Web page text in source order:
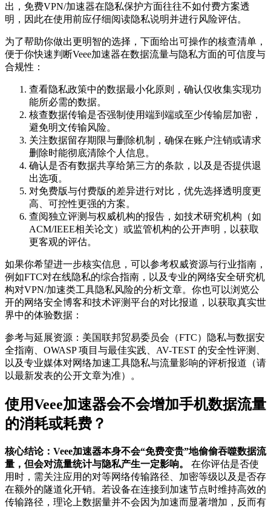
出，免费VPN/加速器在隐私保护方面往往不如付费方案透
明，因此在使用前应仔细阅读隐私说明并进行风险评估。
为了帮助你做出更明智的选择，下面给出可操作的核查清单，
便于你快速判断Veee加速器在数据流量与隐私方面的可信度与
合规性：
查看隐私政策中的数据最小化原则，确认仅收集实现功
能所必需的数据。
核查数据传输是否强制使用端到端或至少传输层加密，
避免明文传输风险。
关注数据留存期限与删除机制，确保在账户注销或请求
删除时能彻底清除个人信息。
确认是否有数据共享给第三方的条款，以及是否提供退
出选项。
对免费版与付费版的差异进行对比，优先选择透明度更
高、可控性更强的方案。
查阅独立评测与权威机构的报告，如技术研究机构（如
ACM/IEEE相关论文）或监管机构的公开声明，以获取
更客观的评估。
如果你希望进一步核实信息，可以参考权威资源与行业指南，
例如FTC对在线隐私的综合指南，以及专业的网络安全研究机
构对VPN/加速类工具隐私风险的分析文章。你也可以浏览公
开的网络安全博客和技术评测平台的对比报道，以获取真实世
界中的体验数据：
参考与延展资源：美国联邦贸易委员会（FTC）隐私与数据安
全指南、OWASP 项目与最佳实践、AV-TEST 的安全性评测、
以及专业媒体对网络加速工具隐私与流量影响的评析报道（请
以最新发表的公开文章为准）。
使用Veee加速器会不会增加手机数据流量
的消耗或耗费？
核心结论：Veee加速器本身不会“免费变贵”地偷偷吞噬数据流
量，但会对流量统计与隐私产生一定影响。
在你评估是否使
用时，需关注应用的对等网络传输路径、加密等级以及是否存
在额外的隧道化开销。若设备在连接到加速节点时维持高效的
传输路径，理论上数据量并不会因为加速而显著增加，反而有